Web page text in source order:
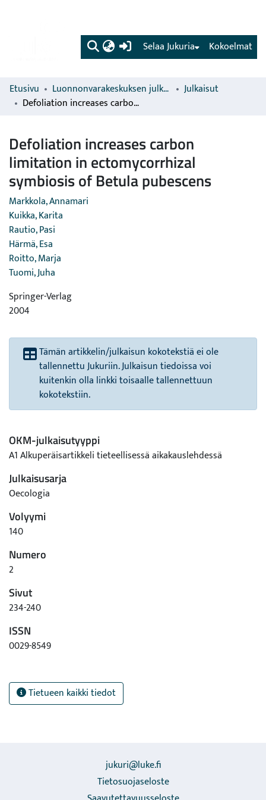
(current) Kokoelmat
Selaa Jukuria
Etusivu Luonnonvarakeskuksen julkaisut
Julkaisut
Defoliation increases carbon limitation in ectomycorrhizal symbiosis of Betula pubescens
Defoliation increases carbon
limitation in ectomycorrhizal
symbiosis of Betula pubescens
Markkola, Annamari
Kuikka, Karita
Rautio, Pasi
Härmä, Esa
Roitto, Marja
Tuomi, Juha
Springer-Verlag
2004
Tämän artikkelin/julkaisun kokotekstiä ei ole
tallennettu Jukuriin. Julkaisun tiedoissa voi
kuitenkin olla linkki toisaalle tallennettuun
kokotekstiin.
OKM-julkaisutyyppi
A1 Alkuperäisartikkeli tieteellisessä aikakauslehdessä
Julkaisusarja
Oecologia
Volyymi
140
Numero
2
Sivut
234-240
ISSN
0029-8549
Tietueen kaikki tiedot
jukuri@luke.fi
Tietosuojaseloste